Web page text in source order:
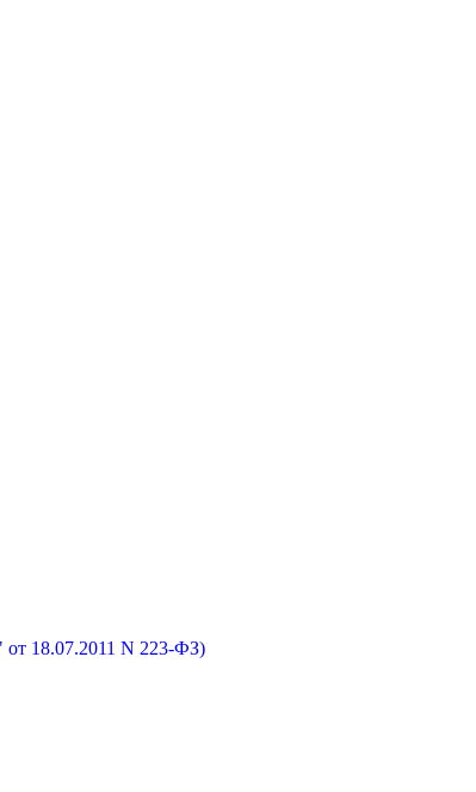
от 18.07.2011 N 223-ФЗ)